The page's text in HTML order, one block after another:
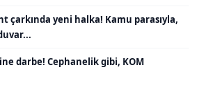
çarkında yeni halka! Kamu parasıyla,
darbe! Cephanelik gibi, KOM